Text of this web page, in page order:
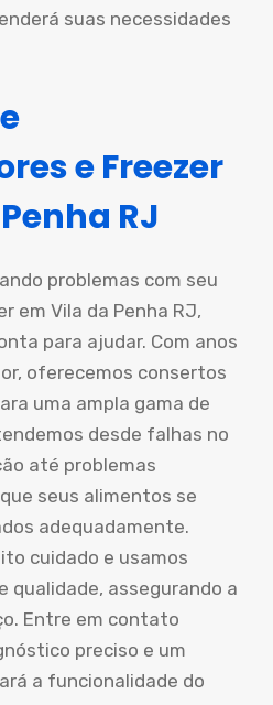
suas necessidades
e Freezer
RJ
problemas com seu
em Vila da Penha RJ,
para ajudar. Com anos
oferecemos consertos
uma ampla gama de
desde falhas no
até problemas
seus alimentos se
adequadamente.
cuidado e usamos
qualidade, assegurando a
Entre em contato
preciso e um
a funcionalidade do